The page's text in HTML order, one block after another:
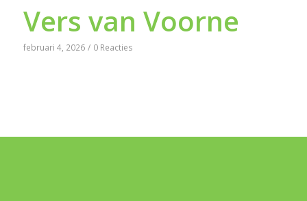
Vers van Voorne
februari 4, 2026 / 0 Reacties